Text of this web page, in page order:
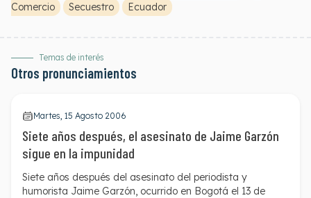
Comercio
Secuestro Ecuador
Temas de interés
Otros pronunciamientos
Martes, 15 Agosto 2006
Siete años después, el asesinato de Jaime Garzón
sigue en la impunidad
Siete años después del asesinato del periodista y
humorista Jaime Garzón, ocurrido en Bogotá el 13 de